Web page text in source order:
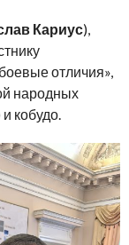
Кариус),
отличия»,
народных
кобудо.